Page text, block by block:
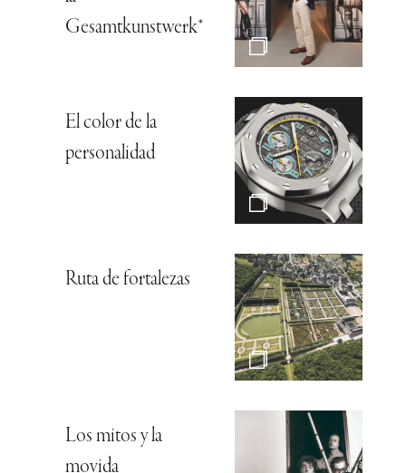
Gesamtkunstwerk*
El color de la
personalidad
Ruta de fortalezas
Los mitos y la
movida